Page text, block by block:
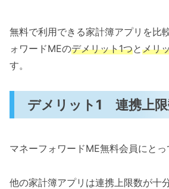
無料で利用できる家計簿アプリを比
ォワードMEのデメリット1つとメリ
す。
デメリット1 連携上
マネーフォワードME無料会員にとっ
他の家計簿アプリは連携上限数が十